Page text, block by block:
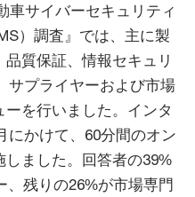
車サイバーセキュリティ
）調査』では、主に製
質保証、情報セキュリ
サプライヤーおよび市場
を行いました。インタ
にかけて、60分間のオン
ました。回答者の39%
、残りの26%が市場専門